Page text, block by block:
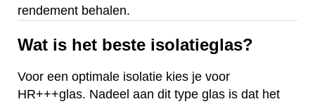
rendement behalen.
Wat is het beste isolatieglas?
Voor een optimale isolatie kies je voor
HR+++glas. Nadeel aan dit type glas is dat het